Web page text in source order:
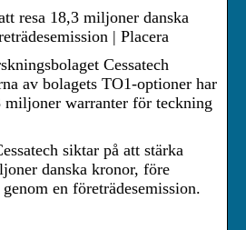
resa 18,3 miljoner danska
| Placera
Cessatech
av bolagets TO1-optioner har
warranter för teckning
siktar på att stärka
danska kronor, före
en företrädesemission.